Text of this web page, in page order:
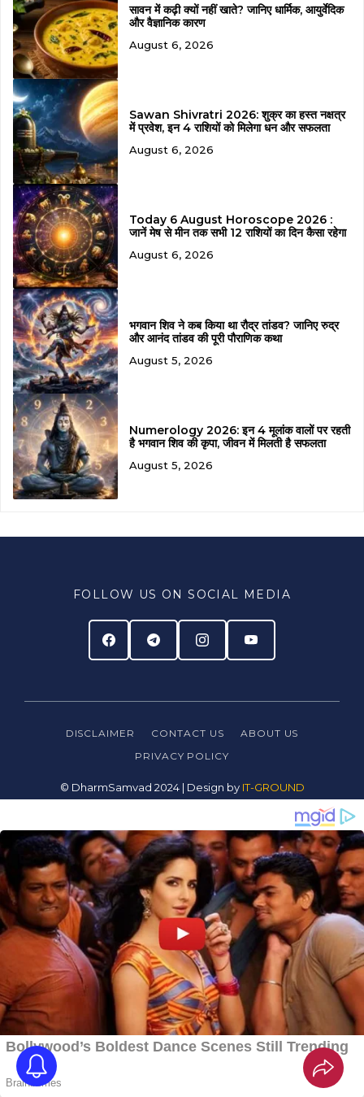
सावन में कढ़ी क्यों नहीं खाते? जानिए धार्मिक, आयुर्वेदिक
और वैज्ञानिक कारण
August 6, 2026
Sawan Shivratri 2026: शुक्र का हस्त नक्षत्र
में प्रवेश, इन 4 राशियों को मिलेगा धन और सफलता
August 6, 2026
Today 6 August Horoscope 2026 :
जानें मेष से मीन तक सभी 12 राशियों का दिन कैसा रहेगा
August 6, 2026
भगवान शिव ने कब किया था रौद्र तांडव? जानिए रुद्र
और आनंद तांडव की पूरी पौराणिक कथा
August 5, 2026
Numerology 2026: इन 4 मूलांक वालों पर रहती
है भगवान शिव की कृपा, जीवन में मिलती है सफलता
August 5, 2026
FOLLOW US ON SOCIAL MEDIA
DISCLAIMER CONTACT US
ABOUT US
PRIVACY POLICY
© DharmSamvad 2024 | Design byIT-GROUND